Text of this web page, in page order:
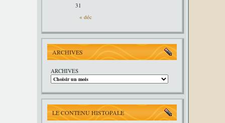
« déc
31
ARCHIVES
ARCHIVES
LE CONTENU HISTOPALE